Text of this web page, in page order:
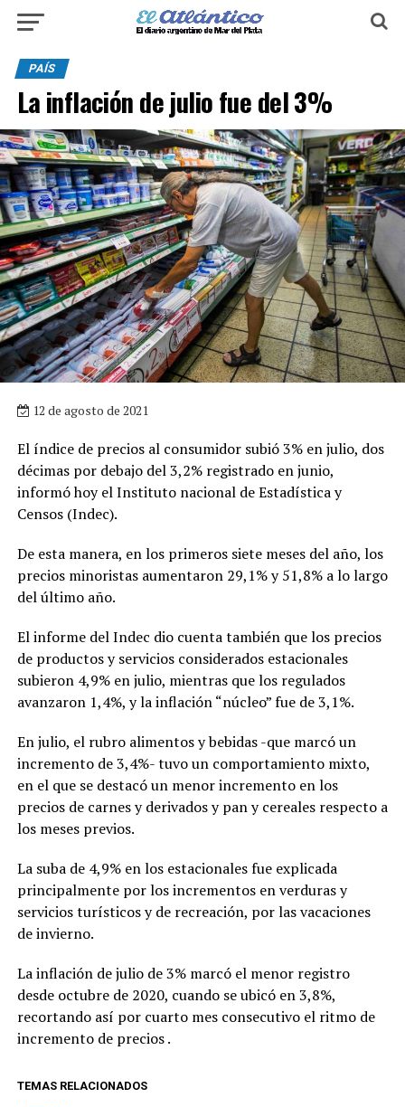
PAÍS
La inflación de julio fue del 3%
12 de agosto de 2021
El índice de precios al consumidor subió 3% en julio, dos
décimas por debajo del 3,2% registrado en junio,
informó hoy el Instituto nacional de Estadística y
Censos (Indec).
De esta manera, en los primeros siete meses del año, los
precios minoristas aumentaron 29,1% y 51,8% a lo largo
del último año.
El informe del Indec dio cuenta también que los precios
de productos y servicios considerados estacionales
subieron 4,9% en julio, mientras que los regulados
avanzaron 1,4%, y la inflación “núcleo” fue de 3,1%.
En julio, el rubro alimentos y bebidas -que marcó un
incremento de 3,4%- tuvo un comportamiento mixto,
en el que se destacó un menor incremento en los
precios de carnes y derivados y pan y cereales respecto a
los meses previos.
La suba de 4,9% en los estacionales fue explicada
principalmente por los incrementos en verduras y
servicios turísticos y de recreación, por las vacaciones
de invierno.
La inflación de julio de 3% marcó el menor registro
desde octubre de 2020, cuando se ubicó en 3,8%,
recortando así por cuarto mes consecutivo el ritmo de
incremento de precios .
TEMAS RELACIONADOS